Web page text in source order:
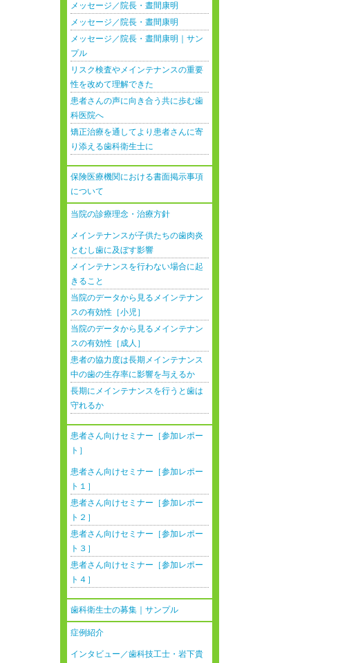
メッセージ／院長・晝間康明
メッセージ／院長・晝間康明
メッセージ／院長・晝間康明｜サン
プル
リスク検査やメインテナンスの重要
性を改めて理解できた
患者さんの声に向き合う共に歩む歯
科医院へ
矯正治療を通してより患者さんに寄
り添える歯科衛生士に
保険医療機関における書面掲示事項
について
当院の診療理念・治療方針
メインテナンスが子供たちの歯肉炎
とむし歯に及ぼす影響
メインテナンスを行わない場合に起
きること
当院のデータから見るメインテナン
スの有効性［小児］
当院のデータから見るメインテナン
スの有効性［成人］
患者の協力度は長期メインテナンス
中の歯の生存率に影響を与えるか
長期にメインテナンスを行うと歯は
守れるか
患者さん向けセミナー［参加レポー
ト］
患者さん向けセミナー［参加レポー
ト１］
患者さん向けセミナー［参加レポー
ト２］
患者さん向けセミナー［参加レポー
ト３］
患者さん向けセミナー［参加レポー
ト４］
歯科衛生士の募集｜サンプル
症例紹介
インタビュー／歯科技工士・岩下貴